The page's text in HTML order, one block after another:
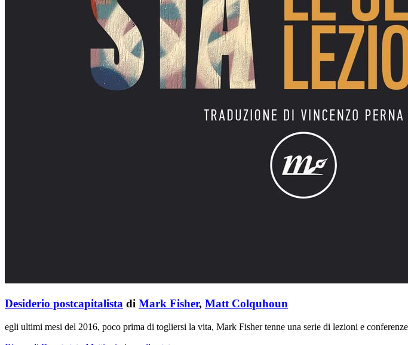
Desiderio postcapitalista di Mark Fisher, Matt Colquhoun
egli ultimi mesi del 2016, poco prima di togliersi la vita, Mark Fisher tenne una serie di lezioni e